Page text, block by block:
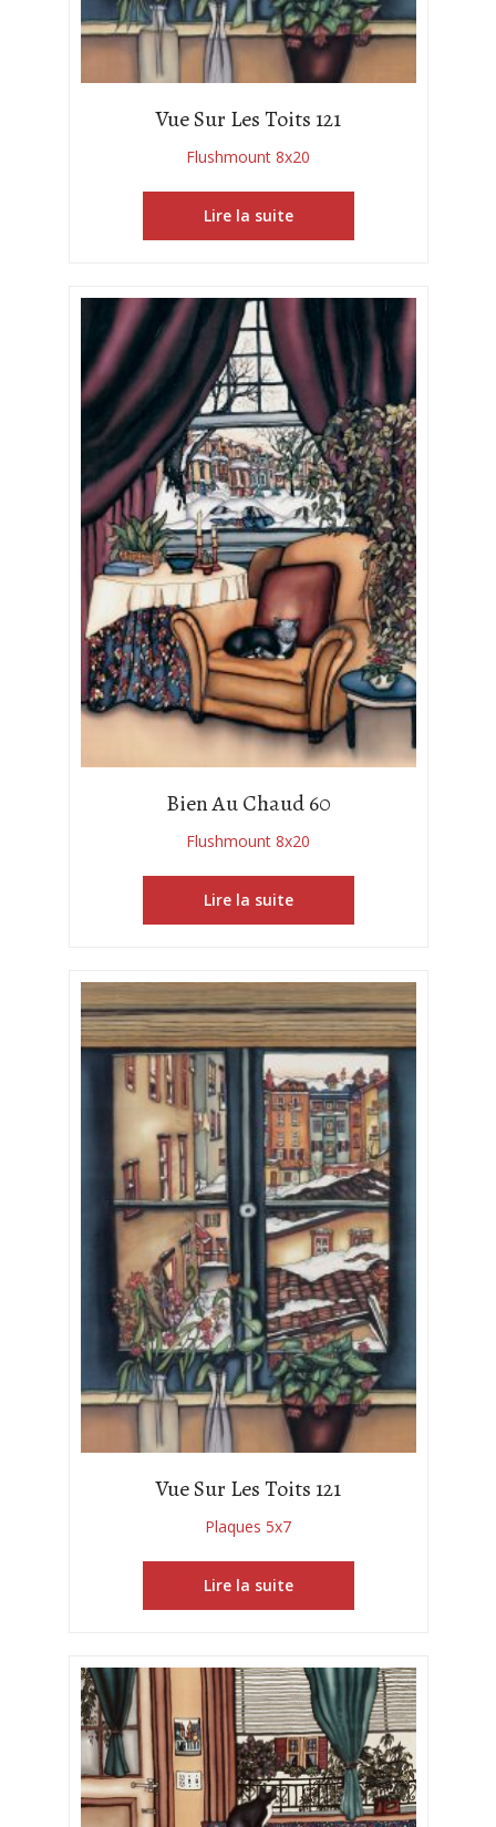
Vue Sur Les Toits 121
Flushmount 8x20
Lire la suite
Bien Au Chaud 60
Flushmount 8x20
Lire la suite
Vue Sur Les Toits 121
Plaques 5x7
Lire la suite